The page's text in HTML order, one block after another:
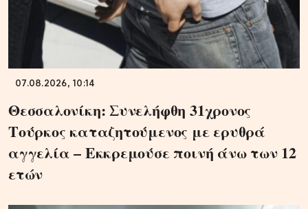
07.08.2026, 10:14
Θεσσαλονίκη: Συνελήφθη 31χρονος
Τούρκος καταζητούμενος με ερυθρά
αγγελία – Εκκρεμούσε ποινή άνω των 12
ετών